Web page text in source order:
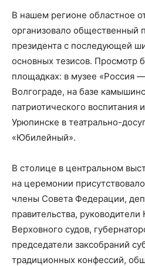
В нашем регионе областное
организовало общественный
президента с последующей
основных тезисов. Просмотр
площадках: в музее «Россия
Волгограде, на базе
патриотического
Урюпинске в театрально-
«Юбилейный».
В столице в центральном
на церемонии
члены Совета Федерации,
правительства,
Верховного судов,
председатели заксобраний
традиционных конфессий,